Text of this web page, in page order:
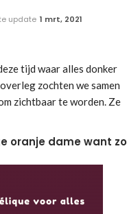
update 1 mrt, 2021
tijd waar alles donker
zochten we samen
zichtbaar te worden. Ze
oranje dame want zo